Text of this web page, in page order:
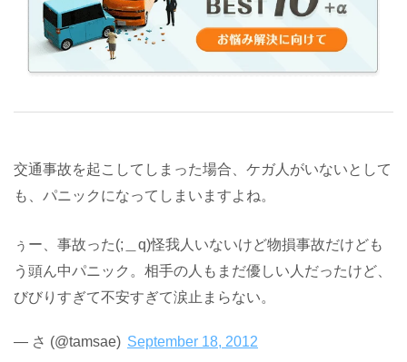
交通事故を起こしてしまった場合、ケガ人がいないとして
も、パニックになってしまいますよね。
ぅー、事故った(;＿q)怪我人いないけど物損事故だけども
う頭ん中パニック。相手の人もまだ優しい人だったけど、
びびりすぎて不安すぎて涙止まらない。
— さ (@tamsae) September 18, 2012